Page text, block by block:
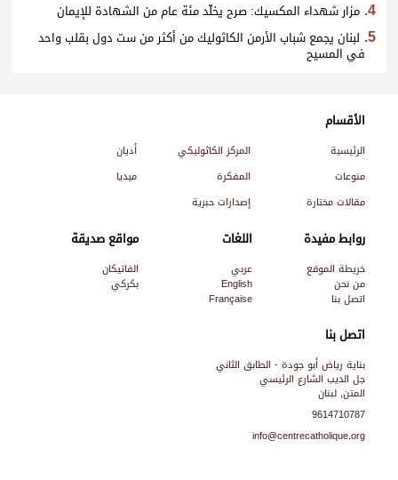
مزار شهداء المكسيك: صرح يخلّد مئة عام من الشهادة للإيمان
لبنان يجمع شباب الأرمن الكاثوليك من أكثر من ست دول بقلب واحد
في المسيح
اتصل بنا
بناية رياض أبو جودة - الطابق الثاني
جل الديب الشارع الرئيسي
المتن, لبنان
9614710787
info@centrecatholique.org
الأقسام
الرئيسية المركز الكاثوليكي
أديان
منوعات
المفكرة
ميديا
مقالات مختارة
إصدارات حبرية
روابط مفيدة
خريطة الموقع
من نحن
اتصل بنا
اللغات
عربي
English
Française
مواقع صديقة
الفاتيكان
بكركي